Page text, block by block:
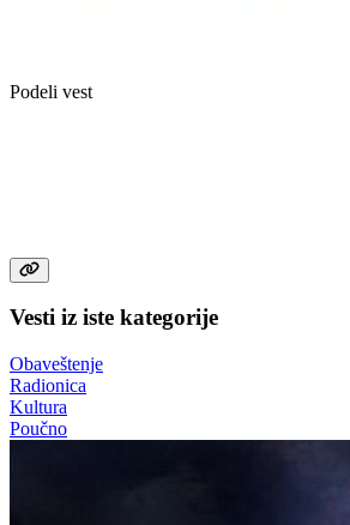
Podeli vest
Vesti iz iste kategorije
Obaveštenje
Radionica
Kultura
Poučno